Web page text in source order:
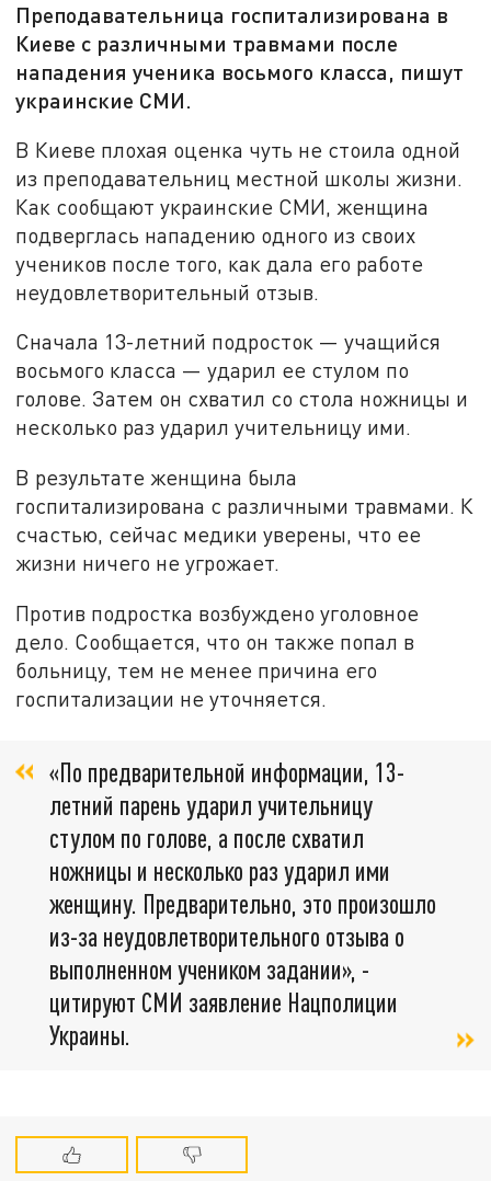
Преподавательница госпитализирована в
Киеве с различными травмами после
нападения ученика восьмого класса, пишут
украинские СМИ.
В Киеве плохая оценка чуть не стоила одной
из преподавательниц местной школы жизни.
Как сообщают украинские СМИ, женщина
подверглась нападению одного из своих
учеников после того, как дала его работе
неудовлетворительный отзыв.
Сначала 13-летний подросток — учащийся
восьмого класса — ударил ее стулом по
голове. Затем он схватил со стола ножницы и
несколько раз ударил учительницу ими.
В результате женщина была
госпитализирована с различными травмами. К
счастью, сейчас медики уверены, что ее
жизни ничего не угрожает.
Против подростка возбуждено уголовное
дело. Сообщается, что он также попал в
больницу, тем не менее причина его
госпитализации не уточняется.
«По предварительной информации, 13-
летний парень ударил учительницу
стулом по голове, а после схватил
ножницы и несколько раз ударил ими
женщину. Предварительно, это произошло
из-за неудовлетворительного отзыва о
выполненном учеником задании», -
цитируют СМИ заявление Нацполиции
Украины.